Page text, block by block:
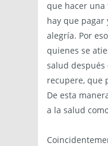
que hacer una
hay que pagar
alegría. Por
quienes se
salud después
recupere, que
De esta
a la salud